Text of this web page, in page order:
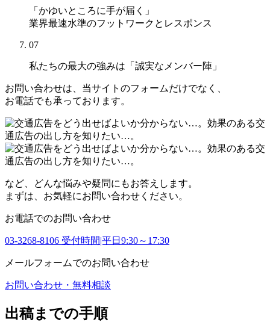
「かゆいところに手が届く」
業界最速水準のフットワークとレスポンス
07
私たちの最大の強みは 「誠実なメンバー陣」
お問い合わせは、当サイトのフォームだけでなく、
お電話でも承っております。
など、どんな悩みや疑問にもお答えします。
まずは、お気軽にお問い合わせください。
お電話でのお問い合わせ
03-3268-8106 受付時間|平日9:30～17:30
メールフォームでのお問い合わせ
お問い合わせ・無料相談
出稿までの手順